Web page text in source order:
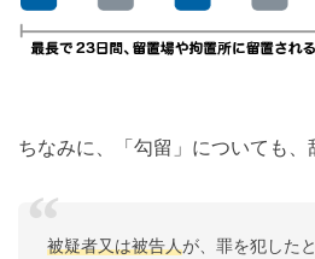
ちなみに、「勾留」についても、
被疑者又は被告人が、罪を犯した